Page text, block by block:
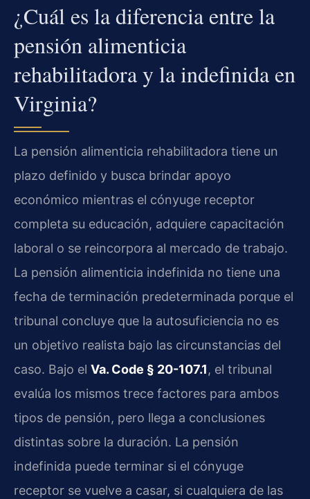
¿Cuál es la diferencia entre la
pensión alimenticia
rehabilitadora y la indefinida en
Virginia?
La pensión alimenticia rehabilitadora tiene un
plazo definido y busca brindar apoyo
económico mientras el cónyuge receptor
completa su educación, adquiere capacitación
laboral o se reincorpora al mercado de trabajo.
La pensión alimenticia indefinida no tiene una
fecha de terminación predeterminada porque el
tribunal concluye que la autosuficiencia no es
un objetivo realista bajo las circunstancias del
caso. Bajo el Va. Code § 20-107.1, el tribunal
evalúa los mismos trece factores para ambos
tipos de pensión, pero llega a conclusiones
distintas sobre la duración. La pensión
indefinida puede terminar si el cónyuge
receptor se vuelve a casar, si cualquiera de las